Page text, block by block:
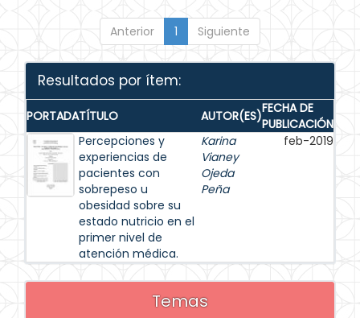
Anterior 1 Siguiente
Resultados por ítem:
PORTADATÍTULO AUTOR(ES)FECHA DE
PUBLICACIÓN
Percepciones y
experiencias de
pacientes con
sobrepeso u
obesidad sobre su
estado nutricio en el
primer nivel de
atención médica.
Karina
Vianey
Ojeda
Peña
feb-2019
Temas